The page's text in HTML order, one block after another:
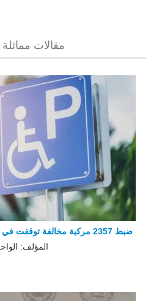
مقالات
ضبط 2357 مركبة مخالفة توقفت في مواقف الأشخاص ذوي الإعاقة
المؤلف: